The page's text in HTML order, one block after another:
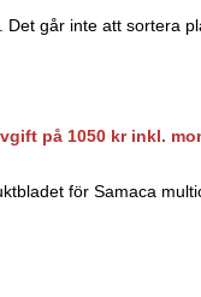
Det går inte att sortera
på 1050 kr inkl.
för Samaca